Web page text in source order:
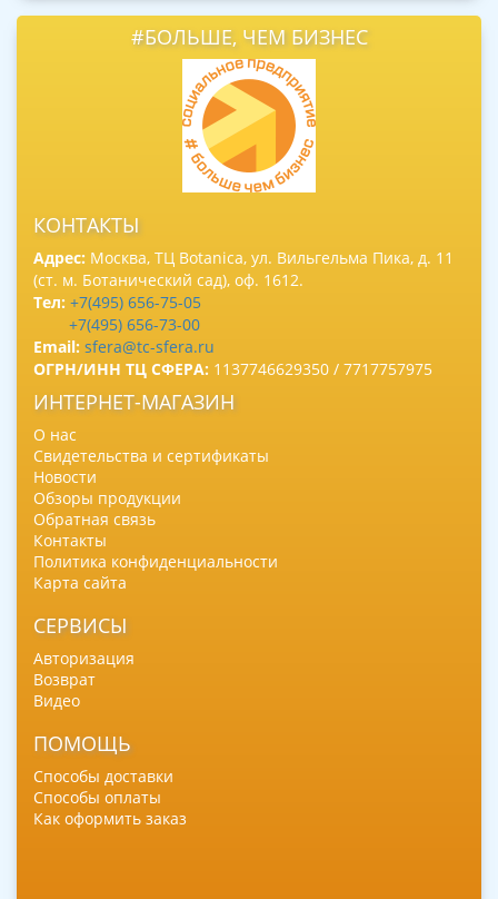
#БОЛЬШЕ, ЧЕМ БИЗНЕС
КОНТАКТЫ
Адрес: Москва, ТЦ Botanica, ул. Вильгельма Пика, д. 11
(ст. м. Ботанический сад), оф. 1612.
Тел: +7(495) 656-75-05
+7(495) 656-73-00
Email: sfera@tc-sfera.ru
ОГРН/ИНН ТЦ СФЕРА: 1137746629350 / 7717757975
ИНТЕРНЕТ-МАГАЗИН
О нас
Свидетельства и сертификаты
Новости
Обзоры продукции
Обратная связь
Контакты
Политика конфиденциальности
Карта сайта
СЕРВИСЫ
Авторизация
Возврат
Видео
ПОМОЩЬ
Способы доставки
Способы оплаты
Как оформить заказ